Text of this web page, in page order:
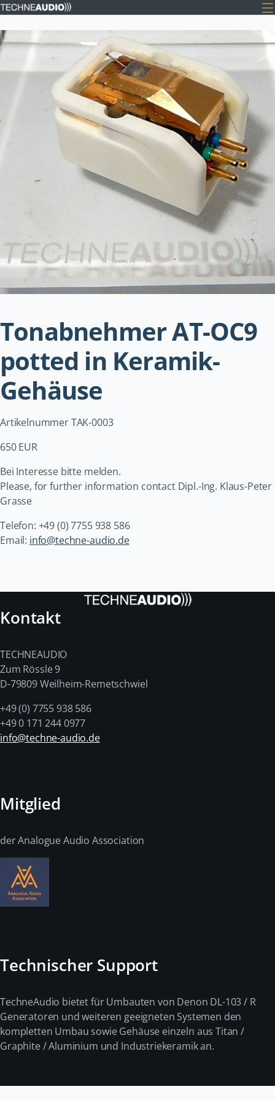
Tonabnehmer AT-OC9
potted in Keramik-
Gehäuse
Artikelnummer TAK-0003
650 EUR
Bei Interesse bitte melden.
Please, for further information contact Dipl.-Ing. Klaus-Peter
Grasse
Telefon: +49 (0) 7755 938 586
Email: info@techne-audio.de
Kontakt
TECHNEAUDIO
Zum Rössle 9
D-79809 Weilheim-Remetschwiel
+49 (0) 7755 938 586
+49 0 171 244 0977
info@techne-audio.de
Mitglied
der Analogue Audio Association
Technischer Support
TechneAudio bietet für Umbauten von Denon DL-103 / R
Generatoren und weiteren geeigneten Systemen den
kompletten Umbau sowie Gehäuse einzeln aus Titan /
Graphite / Aluminium und Industriekeramik an.